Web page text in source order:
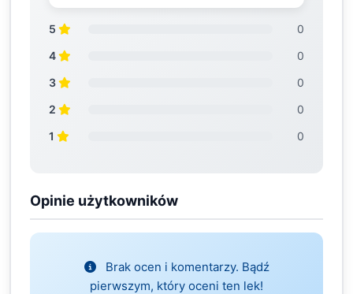
5
0
4
0
3
0
2
0
1
0
Opinie użytkowników
Brak ocen i komentarzy. Bądź
pierwszym, który oceni ten lek!